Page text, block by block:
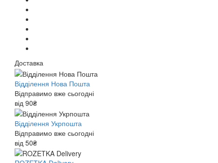
Доставка
Відділення Нова Пошта
Відправимо вже сьогодні
від 90₴
Відділення Укрпошта
Відправимо вже сьогодні
від 50₴